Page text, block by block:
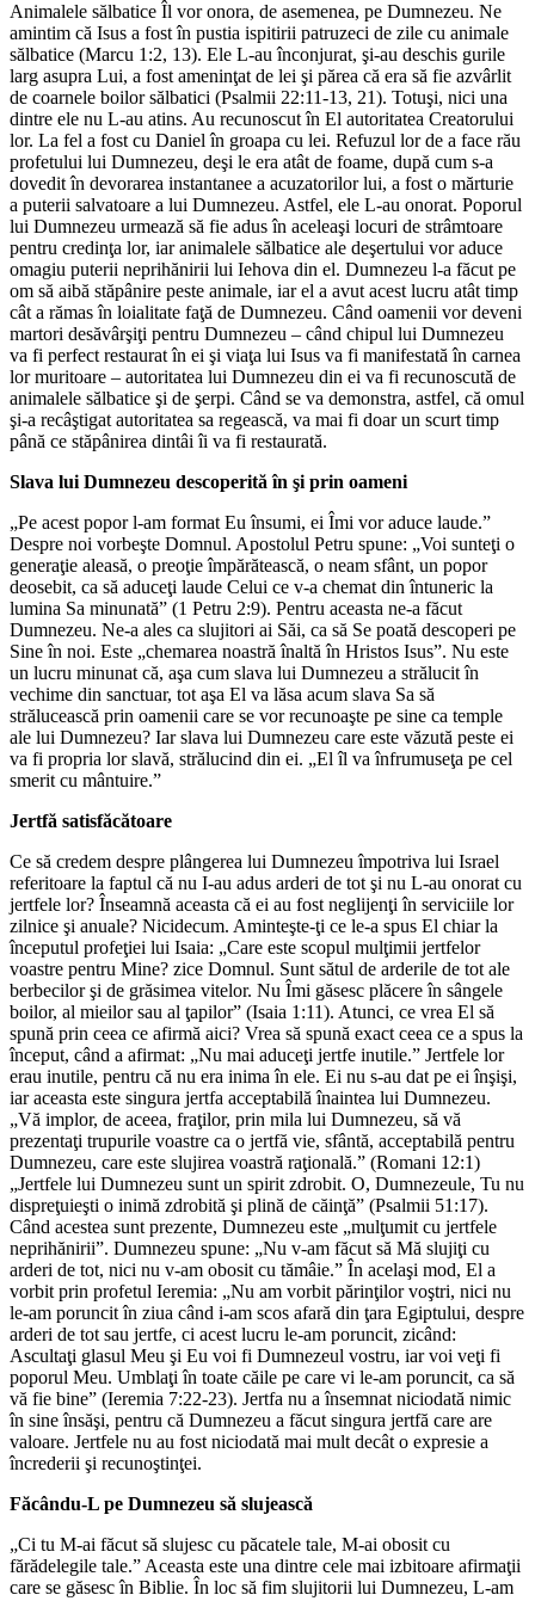
Animalele sălbatice Îl vor onora, de asemenea, pe Dumnezeu. Ne
amintim că Isus a fost în pustia ispitirii patruzeci de zile cu animale
sălbatice (Marcu 1:2, 13). Ele L-au înconjurat, şi-au deschis gurile
larg asupra Lui, a fost ameninţat de lei şi părea că era să fie azvârlit
de coarnele boilor sălbatici (Psalmii 22:11-13, 21). Totuşi, nici una
dintre ele nu L-au atins. Au recunoscut în El autoritatea Creatorului
lor. La fel a fost cu Daniel în groapa cu lei. Refuzul lor de a face rău
profetului lui Dumnezeu, deşi le era atât de foame, după cum s-a
dovedit în devorarea instantanee a acuzatorilor lui, a fost o mărturie
a puterii salvatoare a lui Dumnezeu. Astfel, ele L-au onorat. Poporul
lui Dumnezeu urmează să fie adus în aceleaşi locuri de strâmtoare
pentru credinţa lor, iar animalele sălbatice ale deşertului vor aduce
omagiu puterii neprihănirii lui Iehova din el. Dumnezeu l-a făcut pe
om să aibă stăpânire peste animale, iar el a avut acest lucru atât timp
cât a rămas în loialitate faţă de Dumnezeu. Când oamenii vor deveni
martori desăvârşiţi pentru Dumnezeu – când chipul lui Dumnezeu
va fi perfect restaurat în ei şi viaţa lui Isus va fi manifestată în carnea
lor muritoare – autoritatea lui Dumnezeu din ei va fi recunoscută de
animalele sălbatice şi de şerpi. Când se va demonstra, astfel, că omul
şi-a recâştigat autoritatea sa regească, va mai fi doar un scurt timp
până ce stăpânirea dintâi îi va fi restaurată.
Slava lui Dumnezeu descoperită în şi prin oameni
„Pe acest popor l-am format Eu însumi, ei Îmi vor aduce laude.”
Despre noi vorbeşte Domnul. Apostolul Petru spune: „Voi sunteţi o
generaţie aleasă, o preoţie împărătească, o neam sfânt, un popor
deosebit, ca să aduceţi laude Celui ce v-a chemat din întuneric la
lumina Sa minunată” (1 Petru 2:9). Pentru aceasta ne-a făcut
Dumnezeu. Ne-a ales ca slujitori ai Săi, ca să Se poată descoperi pe
Sine în noi. Este „chemarea noastră înaltă în Hristos Isus”. Nu este
un lucru minunat că, aşa cum slava lui Dumnezeu a strălucit în
vechime din sanctuar, tot aşa El va lăsa acum slava Sa să
strălucească prin oamenii care se vor recunoaşte pe sine ca temple
ale lui Dumnezeu? Iar slava lui Dumnezeu care este văzută peste ei
va fi propria lor slavă, strălucind din ei. „El îl va înfrumuseţa pe cel
smerit cu mântuire.”
Jertfă satisfăcătoare
Ce să credem despre plângerea lui Dumnezeu împotriva lui Israel
referitoare la faptul că nu I-au adus arderi de tot şi nu L-au onorat cu
jertfele lor? Înseamnă aceasta că ei au fost neglijenţi în serviciile lor
zilnice şi anuale? Nicidecum. Aminteşte-ţi ce le-a spus El chiar la
începutul profeţiei lui Isaia: „Care este scopul mulţimii jertfelor
voastre pentru Mine? zice Domnul. Sunt sătul de arderile de tot ale
berbecilor şi de grăsimea vitelor. Nu Îmi găsesc plăcere în sângele
boilor, al mieilor sau al ţapilor” (Isaia 1:11). Atunci, ce vrea El să
spună prin ceea ce afirmă aici? Vrea să spună exact ceea ce a spus la
început, când a afirmat: „Nu mai aduceţi jertfe inutile.” Jertfele lor
erau inutile, pentru că nu era inima în ele. Ei nu s-au dat pe ei înşişi,
iar aceasta este singura jertfa acceptabilă înaintea lui Dumnezeu.
„Vă implor, de aceea, fraţilor, prin mila lui Dumnezeu, să vă
prezentaţi trupurile voastre ca o jertfă vie, sfântă, acceptabilă pentru
Dumnezeu, care este slujirea voastră raţională.” (Romani 12:1)
„Jertfele lui Dumnezeu sunt un spirit zdrobit. O, Dumnezeule, Tu nu
dispreţuieşti o inimă zdrobită şi plină de căinţă” (Psalmii 51:17).
Când acestea sunt prezente, Dumnezeu este „mulţumit cu jertfele
neprihănirii”. Dumnezeu spune: „Nu v-am făcut să Mă slujiţi cu
arderi de tot, nici nu v-am obosit cu tămâie.” În acelaşi mod, El a
vorbit prin profetul Ieremia: „Nu am vorbit părinţilor voştri, nici nu
le-am poruncit în ziua când i-am scos afară din ţara Egiptului, despre
arderi de tot sau jertfe, ci acest lucru le-am poruncit, zicând:
Ascultaţi glasul Meu şi Eu voi fi Dumnezeul vostru, iar voi veţi fi
poporul Meu. Umblaţi în toate căile pe care vi le-am poruncit, ca să
vă fie bine” (Ieremia 7:22-23). Jertfa nu a însemnat niciodată nimic
în sine însăşi, pentru că Dumnezeu a făcut singura jertfă care are
valoare. Jertfele nu au fost niciodată mai mult decât o expresie a
încrederii şi recunoştinţei.
Făcându-L pe Dumnezeu să slujească
„Ci tu M-ai făcut să slujesc cu păcatele tale, M-ai obosit cu
fărădelegile tale.” Aceasta este una dintre cele mai izbitoare afirmaţii
care se găsesc în Biblie. În loc să fim slujitorii lui Dumnezeu, L-am